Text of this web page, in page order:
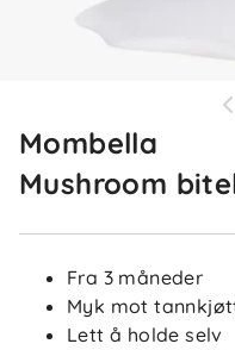
Mombella
Mushroom
Fra 3 måneder
Myk mot
Lett å holde selv